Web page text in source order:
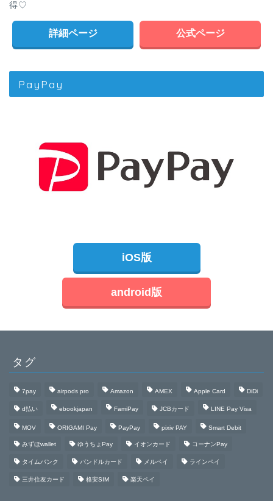
得♡
詳細ページ 公式ページ
PayPay
iOS版
android版
タグ
7pay airpods pro Amazon AMEX Apple Card DiDi
d払い ebookjapan FamiPay JCBカード LINE Pay Visa
MOV ORIGAMI Pay PayPay pixiv PAY Smart Debit
みずほwallet ゆうちょPay イオンカード コーナンPay
タイムバンク バンドルカード メルペイ ラインペイ
三井住友カード 格安SIM 楽天ペイ